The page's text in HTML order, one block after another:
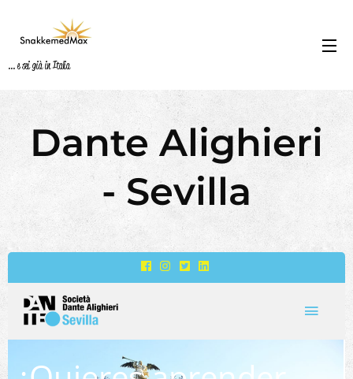
... e sei già in Italia
Dante Alighieri
-Sevilla